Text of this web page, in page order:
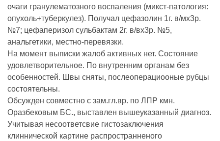
очаги гранулематозного воспаления (микст-патология:
опухоль+туберкулез). Получал цефазолин 1г. в/мх3р.
№7; цефаперизол сульбактам 2г. в/вх3р. №5,
анальгетики, местно-перевязки.
На момент выписки жалоб активных нет. Состояние
удовлетворительное. По внутренним органам без
особенностей. Швы сняты, послеоперациооные рубцы
состоятельны.
Обсужден совместно с зам.гл.вр. по ЛПР кмн.
Оразбековым БС., выставлен вышеуказанный диагноз.
Учитывая несоответсвие гистозаключения
клиннической картине распространненого